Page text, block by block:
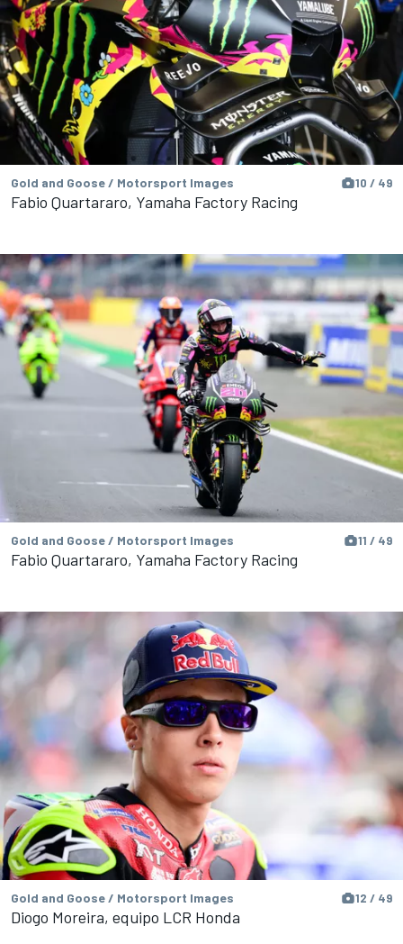
Gold and Goose / Motorsport Images 10 / 49
Fabio Quartararo, Yamaha Factory Racing
Gold and Goose / Motorsport Images 11 / 49
Fabio Quartararo, Yamaha Factory Racing
Gold and Goose / Motorsport Images 12 / 49
Diogo Moreira, equipo LCR Honda